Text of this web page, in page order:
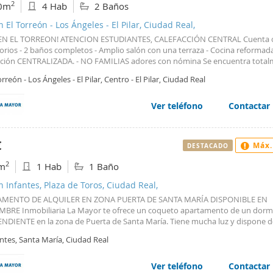
esenciales. También cuenta con parada de autobús de línea 2 que
Es una opción ideal para quienes buscan un hogar funcional y
Real Capital. El valor de las habitaciones desde 225 hasta 325 Más LUZ y
2 4 Hab 2 Baños
El Torreón - Los Ángeles - El Pilar, Ciudad Real,
EL TORREON! ATENCION ESTUDIANTES, CALEFACCIÓN CENTRAL Cuenta
- 2 baños completos - Amplio salón con una terraza - Cocina
CENTRALIZADA. - NO FAMILIAS adores con nómina Se encuentra
contactar con nosotros, estamos en la Plaza Mayor debajo del reloj
puedes ver este y todos nuestros inmuebles en wwwinmobiliarialamayor.
- Los Ángeles - El Pilar, Centro - El Pilar, Ciudad Real
Ver teléfono Contactar
2 1 Hab 1 Baño
Infantes, Plaza de Toros, Ciudad Real,
DE ALQUILER EN ZONA PUERTA DE SANTA MARÍA DISPONIBLE EN
Inmobiliaria La Mayor te ofrece un coqueto apartamento de un
en la zona de Puerta de Santa María. Tiene mucha luz y dispone
seguridad. todo para hacerte la vida más fácil! Muy buena zona, cerca de
y a 5 minutos a pie de la Plaza Mayor. ¿Te interesa? No dudes en
inmobiliaria. Nos puedes encontrar en la Plaza Mayor de Ciudad Real,
Santa María, Ciudad Real
Ver teléfono Contactar
DESTACADO